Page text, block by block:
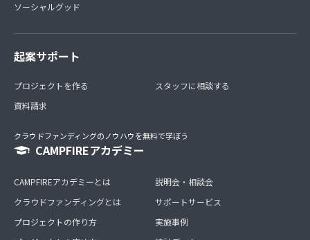
ソーシャルグッド
起案サポート
プロジェクトを作る
資料請求
スタッフに相談する
クラウドファンディングのノウハウを無料で学ぼう
CAMPFIREアカデミー
CAMPFIREアカデミーとは
クラウドファンディングとは
プロジェクトの作り方
説明会・相談会
サポートサービス
実施事例